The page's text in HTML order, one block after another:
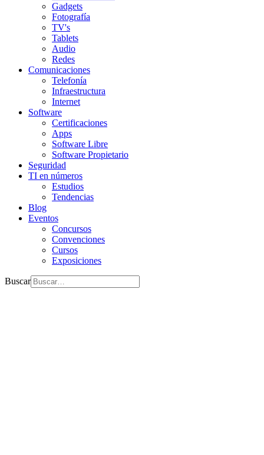
Gadgets
Fotografía
TV's
Tablets
Audio
Redes
Comunicaciones
Telefonía
Infraestructura
Internet
Software
Certificaciones
Apps
Software Libre
Software Propietario
Seguridad
TI en números
Estudios
Tendencias
Blog
Eventos
Concursos
Convenciones
Cursos
Exposiciones
Buscar